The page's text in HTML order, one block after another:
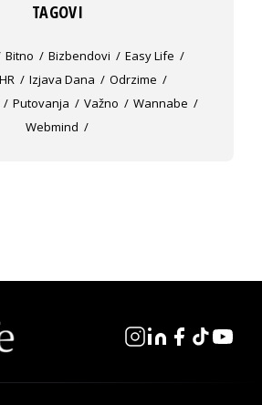
TAGOVI
Bitno Bizbendovi
Easy Life
HR Izjava Dana
Odrzime
Putovanja Važno
Wannabe
Webmind